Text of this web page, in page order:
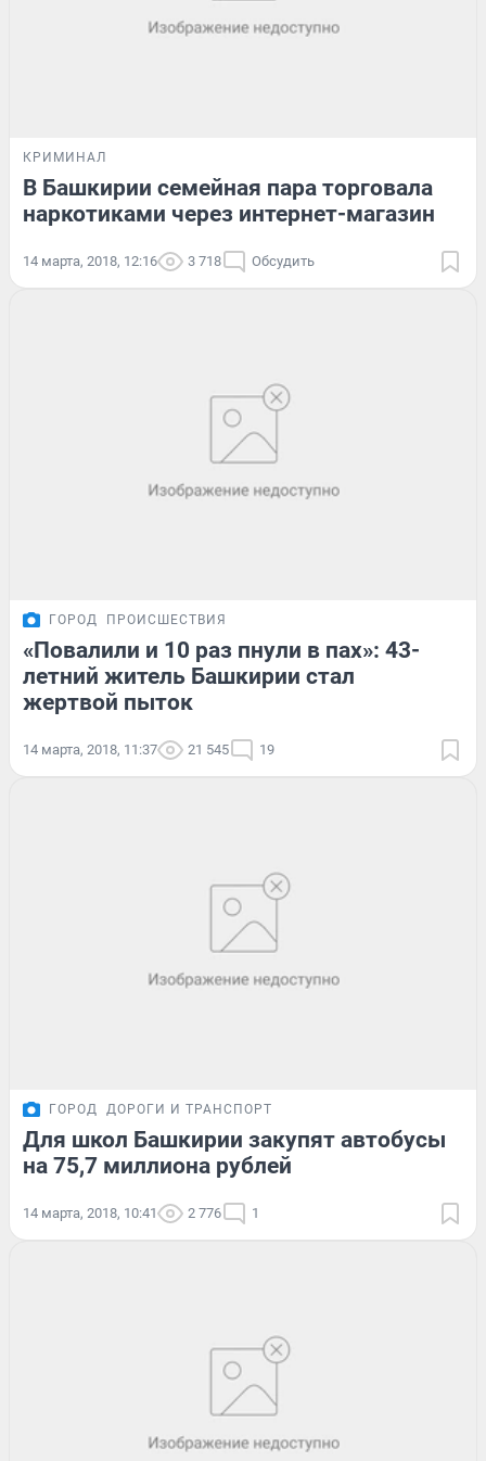
КРИМИНАЛ
В Башкирии семейная пара торговала
наркотиками через интернет-магазин
14 марта, 2018, 12:16 3 718 Обсудить
ГОРОД ПРОИСШЕСТВИЯ
«Повалили и 10 раз пнули в пах»: 43-
летний житель Башкирии стал
жертвой пыток
14 марта, 2018, 11:37 21 545 19
ГОРОД ДОРОГИ И ТРАНСПОРТ
Для школ Башкирии закупят автобусы
на 75,7 миллиона рублей
14 марта, 2018, 10:41 2 776 1